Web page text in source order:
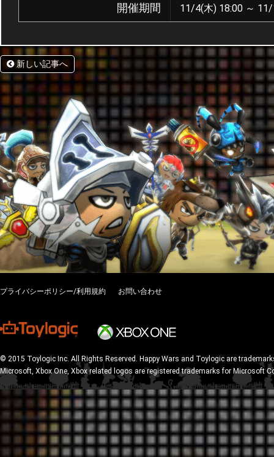
開催期間 11/4(木) 18:00 ～
新しい記事へ
プライバシーポリシー/利用規約 お問い合わせ
© 2015 Toylogic Inc. All Rights Reserved. Happy Wars and Toylogic are
Microsoft, Xbox One, Xbox related logos are registered trademarks for Microsoft